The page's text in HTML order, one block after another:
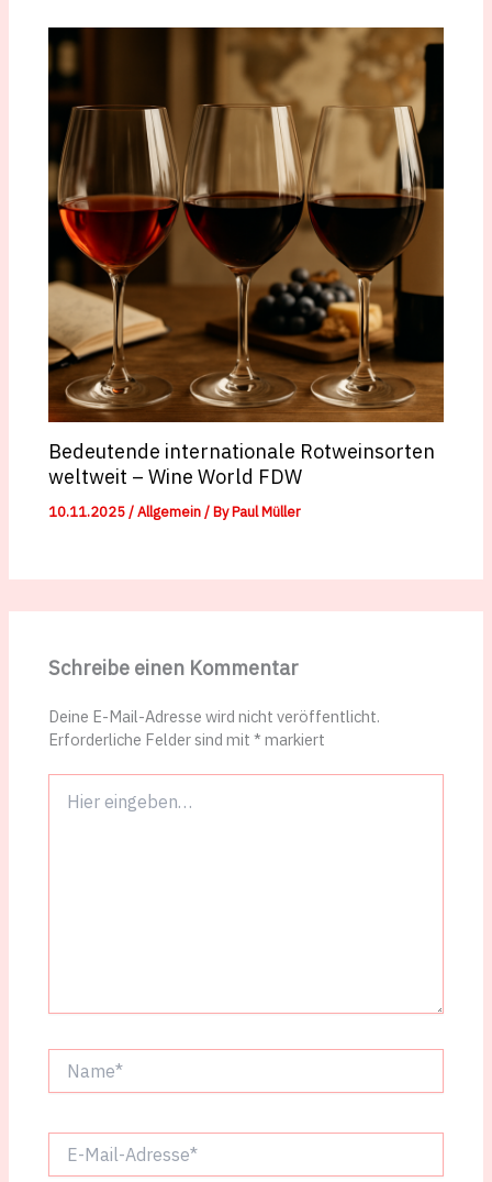
Bedeutende internationale Rotweinsorten
weltweit – Wine World FDW
10.11.2025/Allgemein/ ByPaul Müller
Schreibe einen Kommentar
Deine E-Mail-Adresse wird nicht veröffentlicht.
Erforderliche Felder sind mit* markiert
eingeben…
Mail-